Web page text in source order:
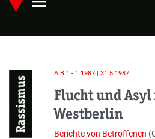
Skip
main
Hauptmenü
Rassismus
AIB 1 - 1.1987 | 31.5.1987
Flucht und Asyl
Westberlin
Berichte von Betroffenen